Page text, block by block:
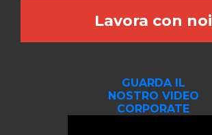
Lavora con noi
GUARDA IL
NOSTRO VIDEO
CORPORATE